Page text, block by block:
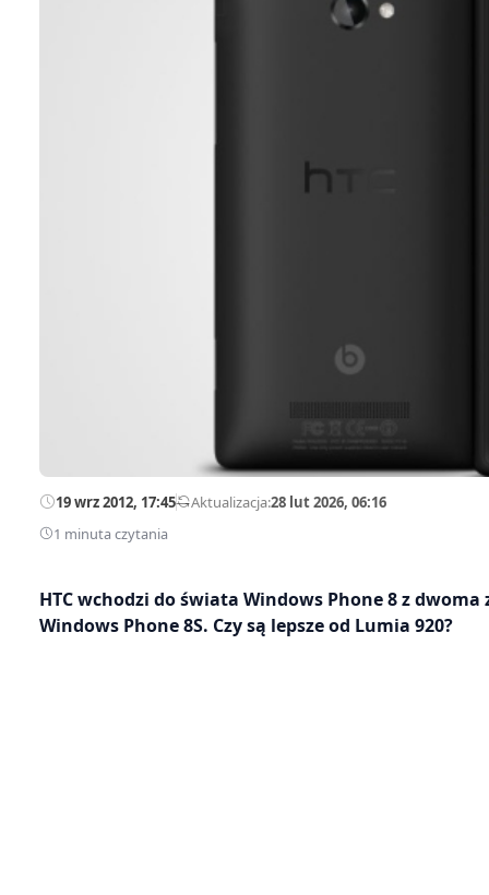
19 wrz 2012, 17:45—Aktualizacja:28 lut 2026, 06:16
1 minuta czytania
HTC wchodzi do świata Windows Phone 8 z
Windows Phone 8S. Czy są lepsze od Lumia 920?